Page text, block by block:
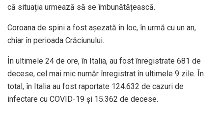
că situația urmează să se îmbunătățească.
Coroana de spini a fost așezată în loc, în urmă cu un an,
chiar în perioada Crăciunului.
În ultimele 24 de ore, în Italia, au fost înregistrate 681 de
decese, cel mai mic număr înregistrat în ultimele 9 zile. În
total, în Italia au fost raportate 124.632 de cazuri de
infectare cu COVID-19 şi 15.362 de decese.